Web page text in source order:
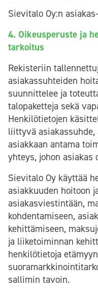
Sievitalo Oy:n
4. Oikeusperuste ja
tarkoitus
Rekisteriin
asiakassuhteiden
suunnittelee ja
talopaketteja sekä
Henkilötietojen
liittyvä asiakassuhde,
asiakkaan antama
yhteys, johon asiakas
Sievitalo Oy käyttää
asiakkuuden hoitoon
asiakasviestintään,
kohdentamiseen,
kehittämiseen,
ja liiketoiminnan
henkilötietoja
sallimin tavoin.